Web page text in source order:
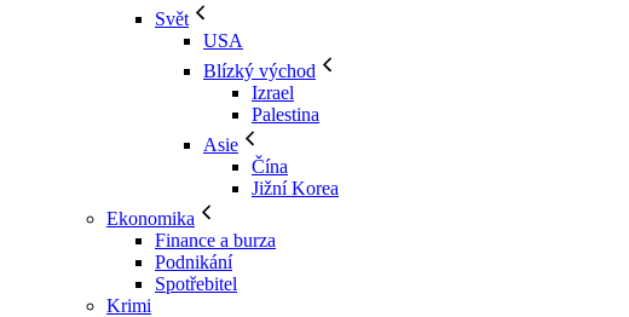
Svět
USA
Blízký východ
Izrael
Palestina
Asie
Čína
Jižní Korea
Ekonomika
Finance a burza
Podnikání
Spotřebitel
Krimi